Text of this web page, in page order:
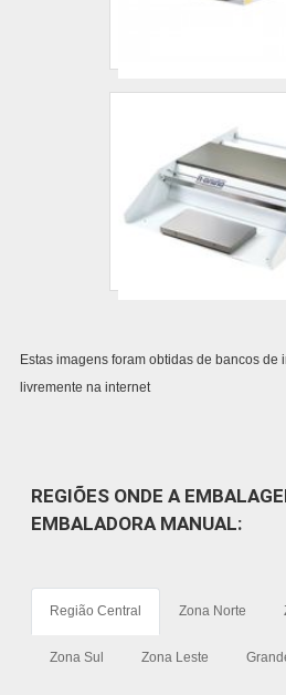
Estas imagens foram obtidas de bancos de
livremente na internet
REGIÕES ONDE A
EMBALADORA MANUAL:
Região Central Zona Norte
Zona Sul Zona Leste